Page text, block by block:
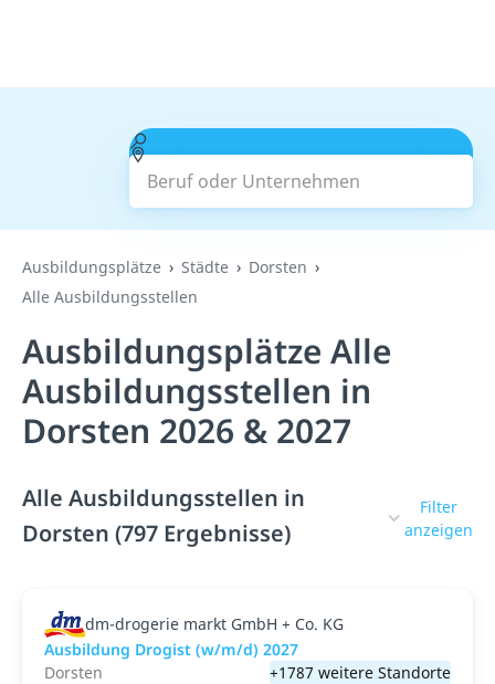
Beruf oder Unternehmen
Suchen
Ausbildungsplätze Städte
Dorsten
Alle Ausbildungsstellen
Ausbildungsplätze Alle
Ausbildungsstellen in
Dorsten 2026 & 2027
Alle Ausbildungsstellen in
Dorsten (797 Ergebnisse)
Filter
anzeigen
dm-drogerie markt GmbH + Co. KG
Ausbildung Drogist (w/m/d) 2027
Dorsten
+1787 weitere Standorte